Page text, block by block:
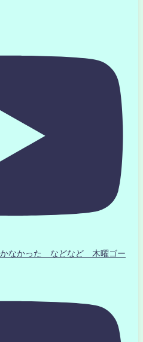
なかった などなど 木曜ゴー